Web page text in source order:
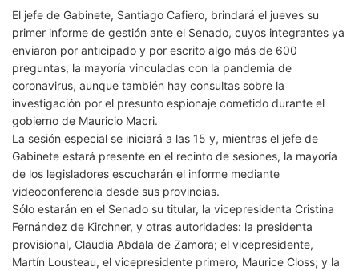
El jefe de Gabinete, Santiago Cafiero, brindará el jueves su
primer informe de gestión ante el Senado, cuyos integrantes ya
enviaron por anticipado y por escrito algo más de 600
preguntas, la mayoría vinculadas con la pandemia de
coronavirus, aunque también hay consultas sobre la
investigación por el presunto espionaje cometido durante el
gobierno de Mauricio Macri.
La sesión especial se iniciará a las 15 y, mientras el jefe de
Gabinete estará presente en el recinto de sesiones, la mayoría
de los legisladores escucharán el informe mediante
videoconferencia desde sus provincias.
Sólo estarán en el Senado su titular, la vicepresidenta Cristina
Fernández de Kirchner, y otras autoridades: la presidenta
provisional, Claudia Abdala de Zamora; el vicepresidente,
Martín Lousteau, el vicepresidente primero, Maurice Closs; y la